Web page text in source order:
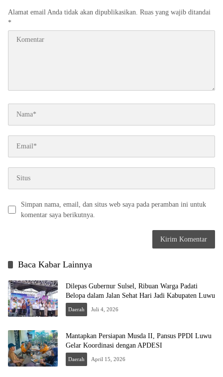
Alamat email Anda tidak akan dipublikasikan. Ruas yang wajib ditandai
*
Simpan nama, email, dan situs web saya pada peramban ini untuk
komentar saya berikutnya.
Baca Kabar Lainnya
Dilepas Gubernur Sulsel, Ribuan Warga Padati
Belopa dalam Jalan Sehat Hari Jadi Kabupaten Luwu
Daerah Juli 4, 2026
Mantapkan Persiapan Musda II, Pansus PPDI Luwu
Gelar Koordinasi dengan APDESI
Daerah April 15, 2026